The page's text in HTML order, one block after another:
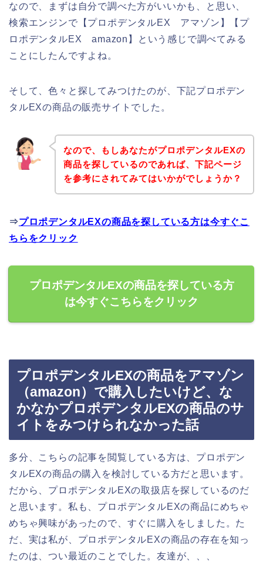
なので、まずは自分で調べた方がいいかも、と思い、
検索エンジンで【プロポデンタルEX アマゾン】【プ
ロポデンタルEX amazon】という感じで調べてみる
ことにしたんですよね。
そして、色々と探してみつけたのが、下記プロポデン
タルEXの商品の販売サイトでした。
なので、もしあなたがプロポデンタルEXの
商品を探しているのであれば、下記ページ
を参考にされてみてはいかがでしょうか？
⇒プロポデンタルEXの商品を探している方は今すぐこ
ちらをクリック
プロポデンタルEXの商品を探している方
は今すぐこちらをクリック
プロポデンタルEXの商品をアマゾン
（amazon）で購入したいけど、な
かなかプロポデンタルEXの商品のサ
イトをみつけられなかった話
多分、こちらの記事を閲覧している方は、プロポデン
タルEXの商品の購入を検討している方だと思います。
だから、プロポデンタルEXの取扱店を探しているのだ
と思います。私も、プロポデンタルEXの商品にめちゃ
めちゃ興味があったので、すぐに購入をしました。た
だ、実は私が、プロポデンタルEXの商品の存在を知っ
たのは、つい最近のことでした。友達が、、、